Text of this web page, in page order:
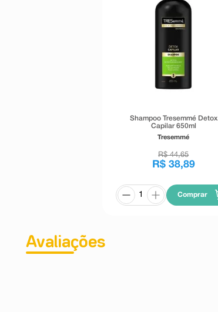
Shampoo Tresemmé Detox
Capilar 650ml
Tresemmé
R$ 44,65
R$ 38,89
Comprar
Avaliações